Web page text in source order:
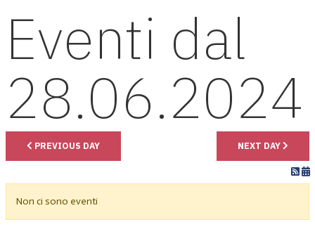
Eventi dal
28.06.2024
PREVIOUS DAY NEXT DAY
Non ci sono eventi